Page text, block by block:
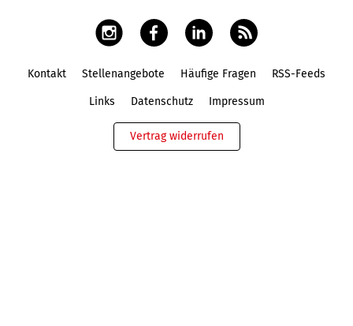
Kontakt Stellenangebote Häufige Fragen RSS-Feeds
Links Datenschutz Impressum
Vertrag widerrufen